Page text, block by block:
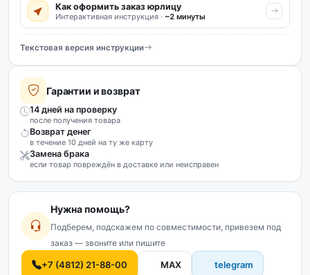
Как оформить заказ юрлицу
Интерактивная инструкция · ~2 минуты
Текстовая версия инструкции
Гарантии и возврат
14 дней на проверку
после получения товара
Возврат денег
в течение 10 дней на ту же карту
Замена брака
если товар повреждён в доставке или неисправен
Нужна помощь?
Подберем, подскажем по совместимости, привезем под
заказ — звоните или пишите
+7 (4812) 21-88-00 MAX telegram